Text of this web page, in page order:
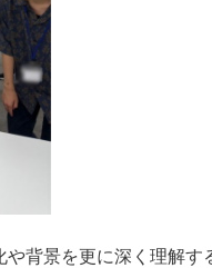
背景を更に深く理解す